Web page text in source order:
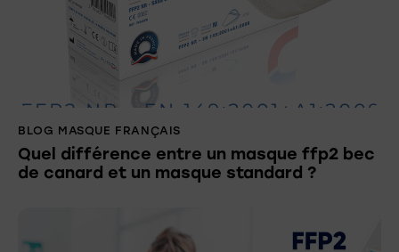
BLOG MASQUE FRANÇAIS
Quel différence entre un masque ffp2 bec
de canard et un masque standard ?